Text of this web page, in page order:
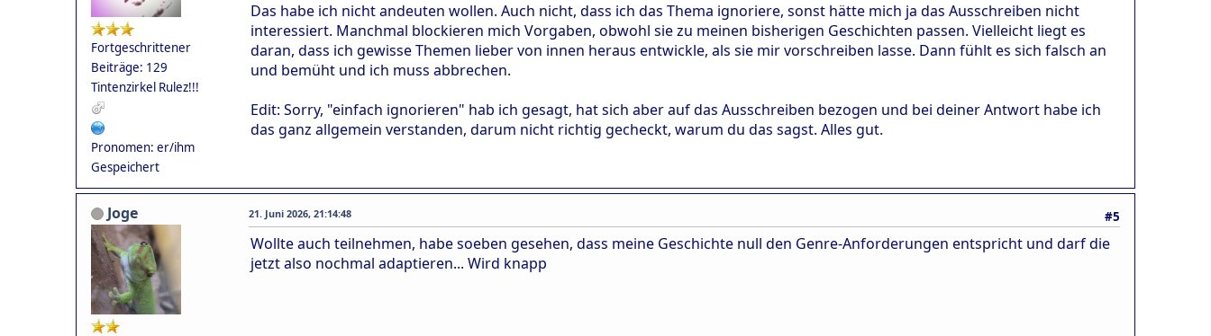
Fortgeschrittener
Beiträge: 129
Tintenzirkel Rulez!!!
Pronomen: er/ihm
Gespeichert
Das habe ich nicht andeuten wollen. Auch nicht, dass ich das Thema ignoriere, sonst hätte mich ja das Ausschreiben nicht
interessiert. Manchmal blockieren mich Vorgaben, obwohl sie zu meinen bisherigen Geschichten passen. Vielleicht liegt es
daran, dass ich gewisse Themen lieber von innen heraus entwickle, als sie mir vorschreiben lasse. Dann fühlt es sich falsch an
und bemüht und ich muss abbrechen.
Edit: Sorry, "einfach ignorieren" hab ich gesagt, hat sich aber auf das Ausschreiben bezogen und bei deiner Antwort habe ich
das ganz allgemein verstanden, darum nicht richtig gecheckt, warum du das sagst. Alles gut.
Joge #5
21. Juni 2026, 21:14:48
Wollte auch teilnehmen, habe soeben gesehen, dass meine Geschichte null den Genre-Anforderungen entspricht und darf die
jetzt also nochmal adaptieren... Wird knapp